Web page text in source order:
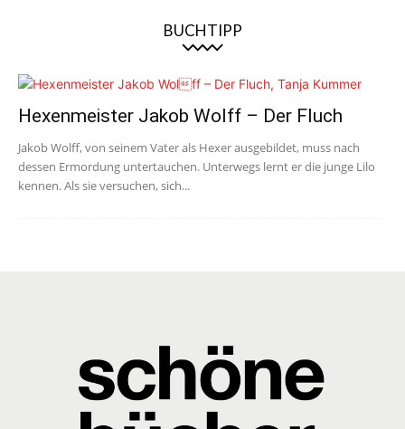
BUCHTIPP
Hexenmeister Jakob Wolff – Der Fluch
Jakob Wolff, von seinem Vater als Hexer ausgebildet, muss nach
dessen Ermordung untertauchen. Unterwegs lernt er die junge Lilo
kennen. Als sie versuchen, sich...